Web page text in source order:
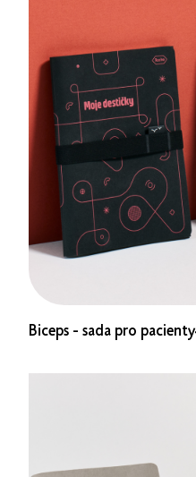
Biceps - sada pro pacienty